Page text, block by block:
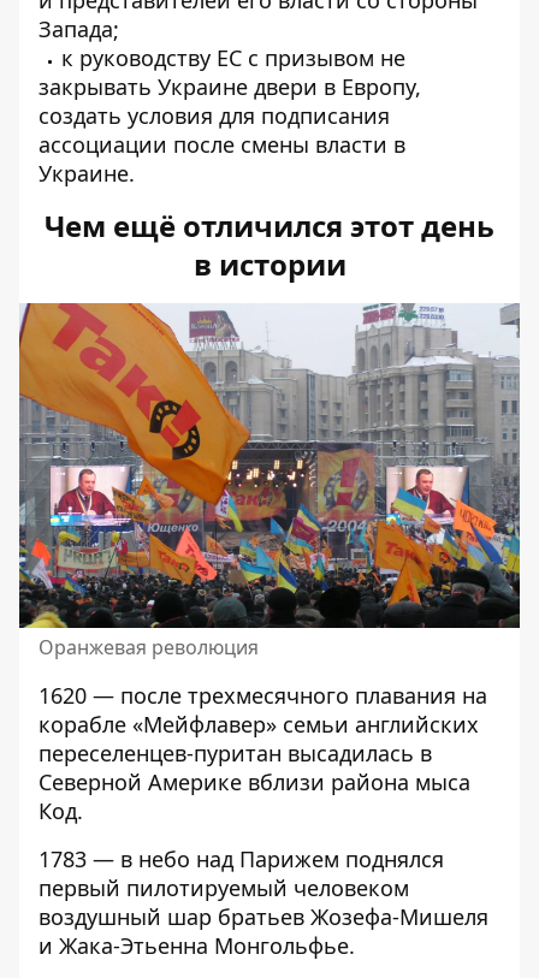
Запада;
к руководству ЕС с призывом не
закрывать Украине двери в Европу,
создать условия для подписания
ассоциации после смены власти в
Украине.
Чем ещё отличился этот день
в истории
Оранжевая революция
1620 — после трехмесячного плавания на
корабле «Мейфлавер» семьи английских
переселенцев-пуритан высадилась в
Северной Америке вблизи района мыса
Код.
1783 — в небо над Парижем поднялся
первый пилотируемый человеком
воздушный шар братьев Жозефа-Мишеля
и Жака-Этьенна Монгольфье.